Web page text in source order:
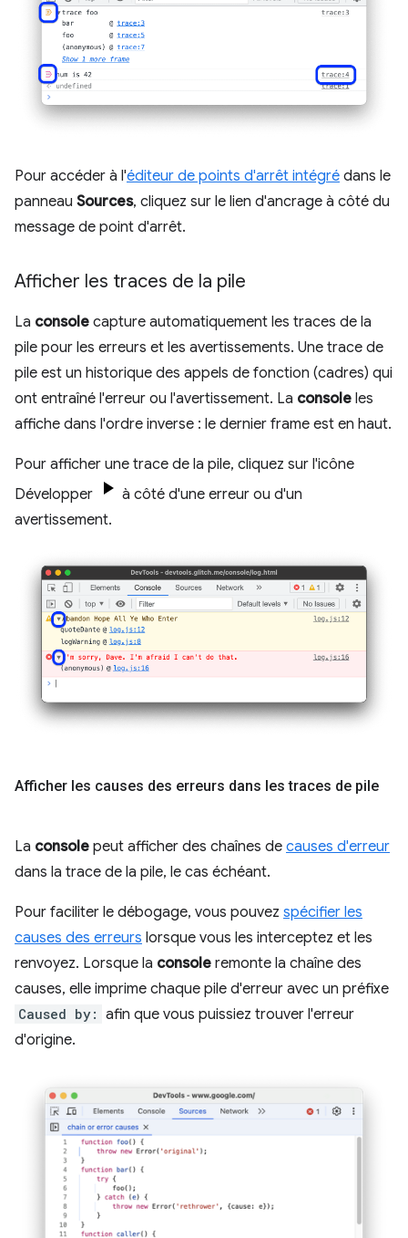
Pour accéder à l'éditeur de points d'arrêt intégré dans le
panneau Sources, cliquez sur le lien d'ancrage à côté du
message de point d'arrêt.
Afficher les traces de la pile
La console capture automatiquement les traces de la
pile pour les erreurs et les avertissements. Une trace de
pile est un historique des appels de fonction (cadres) qui
ont entraîné l'erreur ou l'avertissement. La console les
affiche dans l'ordre inverse : le dernier frame est en haut.
Pour afficher une trace de la pile, cliquez sur l'icône
Développer
à côté d'une erreur ou d'un
avertissement.
Afficher les causes des erreurs dans les traces de pile
La console peut afficher des chaînes de causes d'erreur
dans la trace de la pile, le cas échéant.
Pour faciliter le débogage, vous pouvez spécifier les
causes des erreurs lorsque vous les interceptez et les
renvoyez. Lorsque la console remonte la chaîne des
causes, elle imprime chaque pile d'erreur avec un préfixe
Caused by: afin que vous puissiez trouver l'erreur
d'origine.